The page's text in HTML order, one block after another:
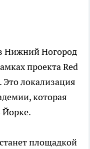
Нижний Ногород
проекта Red
Это локализация
которая
Йорке.
площадкой